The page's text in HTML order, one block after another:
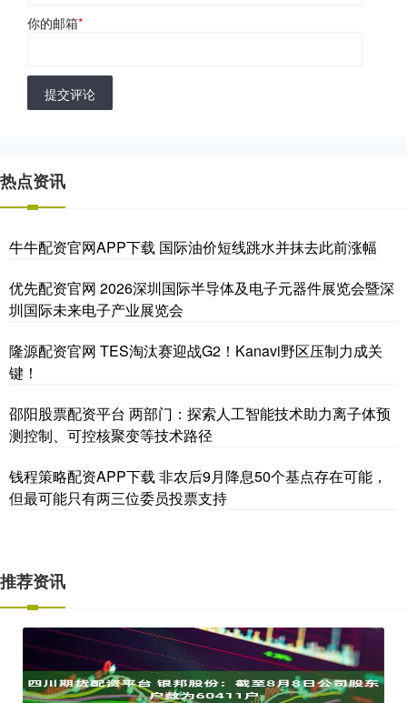
你的邮箱*
提交评论
热点资讯
牛牛配资官网APP下载 国际油价短线跳水并抹去此前涨幅
优先配资官网 2026深圳国际半导体及电子元器件展览会暨深
圳国际未来电子产业展览会
隆源配资官网 TES淘汰赛迎战G2！Kanavi野区压制力成关
键！
邵阳股票配资平台 两部门：探索人工智能技术助力离子体预
测控制、可控核聚变等技术路径
钱程策略配资APP下载 非农后9月降息50个基点存在可能，
但最可能只有两三位委员投票支持
推荐资讯